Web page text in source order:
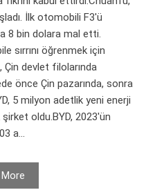
İlk otomobili F3'ü
8 bin dolara mal etti.
sırrını öğrenmek için
Çin devlet filolarında
önce Çin pazarında, sonra
5 milyon adetlik yeni enerji
oldu.BYD, 2023'ün
a...
More